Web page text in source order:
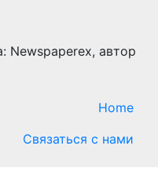
Newspaperex, автор
Home
Связаться с нами